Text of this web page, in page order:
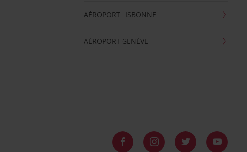
AÉROPORT LISBONNE
AÉROPORT GENÈVE